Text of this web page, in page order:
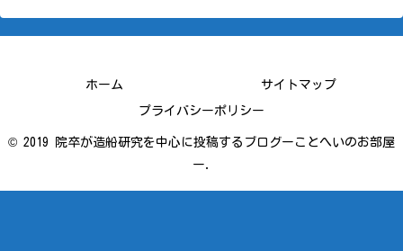
ホーム サイトマップ
プライバシーポリシー
© 2019 院卒が造船研究を中心に投稿するブログーことへいのお部屋
ー.